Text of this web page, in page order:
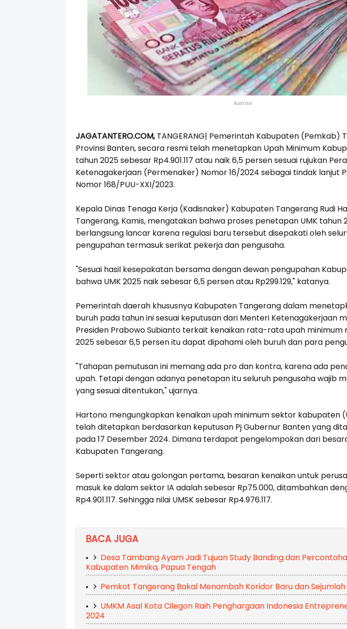
Ilustrasi
JAGATANTERO.COM,TANGERANG| Pemerintah Kabupaten (Pemkab)
Provinsi Banten, secara resmi telah menetapkan Upah Minimum
tahun 2025 sebesar Rp4.901.117 atau naik 6,5 persen sesuai rujukan
Ketenagakerjaan (Permenaker) Nomor 16/2024 sebagai tindak lanjut
Nomor 168/PUU-XXI/2023.
Kepala Dinas Tenaga Kerja (Kadisnaker) Kabupaten Tangerang Rudi
Tangerang, Kamis, mengatakan bahwa proses penetapan UMK tahun
berlangsung lancar karena regulasi baru tersebut disepakati oleh
pengupahan termasuk serikat pekerja dan pengusaha.
"Sesuai hasil kesepakatan bersama dengan dewan pengupahan
bahwa UMK 2025 naik sebesar 6,5 persen atau Rp299.129," katanya.
Pemerintah daerah khususnya Kabupaten Tangerang dalam
buruh pada tahun ini sesuai keputusan dari Menteri Ketenagakerjaan
Presiden Prabowo Subianto terkait kenaikan rata-rata upah minimum
2025 sebesar 6,5 persen itu dapat dipahami oleh buruh dan para
"Tahapan pemutusan ini memang ada pro dan kontra, karena ada
upah. Tetapi dengan adanya penetapan itu seluruh pengusaha wajib
yang sesuai ditentukan," ujarnya.
Hartono mengungkapkan kenaikan upah minimum sektor kabupaten
telah ditetapkan berdasarkan keputusan Pj Gubernur Banten yang
pada 17 Desember 2024. Dimana terdapat pengelompokan dari
Kabupaten Tangerang.
Seperti sektor atau golongan pertama, besaran kenaikan untuk
masuk ke dalam sektor IA adalah sebesar Rp75.000, ditambahkan
Rp4.901.117. Sehingga nilai UMSK sebesar Rp4.976.117.
BACA JUGA
Desa Tambang Ayam Jadi Tujuan Study Banding dan
Kabupaten Mimika, Papua Tengah
Pemkot Tangerang Bakal Menambah Koridor Baru dan Sejumlah
UMKM Asal Kota Cilegon Raih Penghargaan Indonesia
2024